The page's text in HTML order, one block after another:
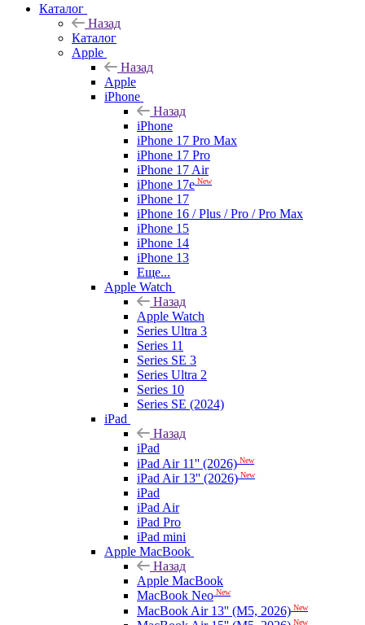
Каталог
Назад
Каталог
Apple
Назад
Apple
iPhone
Назад
iPhone
iPhone 17 Pro Max
iPhone 17 Pro
iPhone 17 Air
iPhone 17e New
iPhone 17
iPhone 16 / Plus / Pro / Pro Max
iPhone 15
iPhone 14
iPhone 13
Еще...
Apple Watch
Назад
Apple Watch
Series Ultra 3
Series 11
Series SE 3
Series Ultra 2
Series 10
Series SE (2024)
iPad
Назад
iPad
iPad Air 11'' (2026) New
iPad Air 13'' (2026) New
iPad
iPad Air
iPad Pro
iPad mini
Apple MacBook
Назад
Apple MacBook
MacBook Neo New
MacBook Air 13'' (M5, 2026) New
New